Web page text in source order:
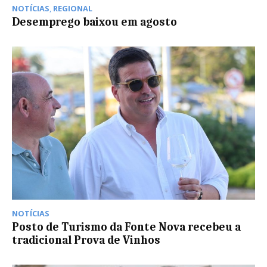
NOTÍCIAS REGIONAL
Desemprego baixou em agosto
NOTÍCIAS
Posto de Turismo da Fonte Nova recebeu a
tradicional Prova de Vinhos